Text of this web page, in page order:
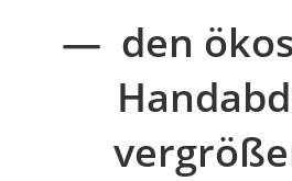
— den
ver